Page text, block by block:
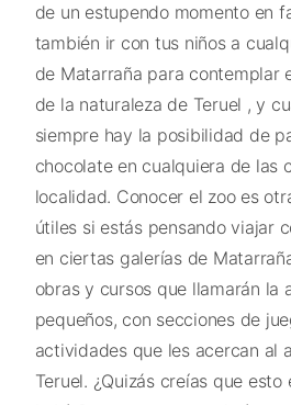
de un estupendo momento en
también ir con tus niños a
de Matarraña para contemplar
de la naturaleza de Teruel , y
siempre hay la posibilidad de
chocolate en cualquiera de las
localidad. Conocer el zoo es
útiles si estás pensando viajar
en ciertas galerías de
obras y cursos que llamarán la
pequeños, con secciones de
actividades que les acercan al
Teruel. ¿Quizás creías que